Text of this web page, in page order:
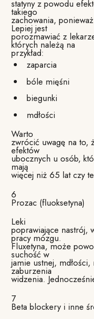
statyny z powodu
takiego
zachowania,
Lepiej jest
porozmawiać z
których należą na
przykład:
zaparcia
bóle mięśni
biegunki
mdłości
Warto
zwrócić uwagę na to,
efektów
ubocznych u osób,
mają
więcej niż 65 lat czy
6
Prozac (fluoksetyna)
Leki
poprawiające nastrój,
pracy mózgu.
Fluxetyna, może
suchość w
jamie ustnej,
zaburzenia
widzenia.
7
Beta blockery i inne